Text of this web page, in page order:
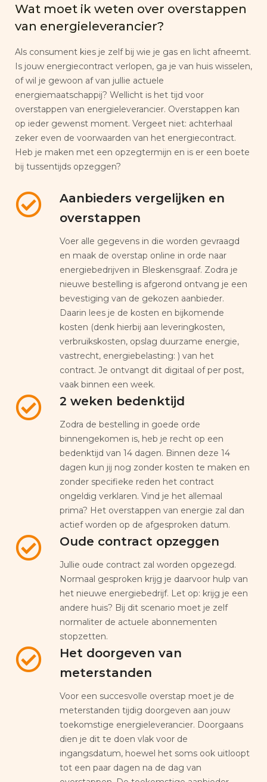
Wat moet ik weten over overstappen
van energieleverancier?
Als consument kies je zelf bij wie je gas en licht afneemt.
Is jouw energiecontract verlopen, ga je van huis wisselen,
of wil je gewoon af van jullie actuele
energiemaatschappij? Wellicht is het tijd voor
overstappen van energieleverancier. Overstappen kan
op ieder gewenst moment. Vergeet niet: achterhaal
zeker even de voorwaarden van het energiecontract.
Heb je maken met een opzegtermijn en is er een boete
bij tussentijds opzeggen?
Aanbieders vergelijken en
overstappen
Voer alle gegevens in die worden gevraagd
en maak de overstap online in orde naar
energiebedrijven in Bleskensgraaf. Zodra je
nieuwe bestelling is afgerond ontvang je een
bevestiging van de gekozen aanbieder.
Daarin lees je de kosten en bijkomende
kosten (denk hierbij aan leveringkosten,
verbruikskosten, opslag duurzame energie,
vastrecht, energiebelasting: ) van het
contract. Je ontvangt dit digitaal of per post,
vaak binnen een week.
2 weken bedenktijd
Zodra de bestelling in goede orde
binnengekomen is, heb je recht op een
bedenktijd van 14 dagen. Binnen deze 14
dagen kun jij nog zonder kosten te maken en
zonder specifieke reden het contract
ongeldig verklaren. Vind je het allemaal
prima? Het overstappen van energie zal dan
actief worden op de afgesproken datum.
Oude contract opzeggen
Jullie oude contract zal worden opgezegd.
Normaal gesproken krijg je daarvoor hulp van
het nieuwe energiebedrijf. Let op: krijg je een
andere huis? Bij dit scenario moet je zelf
normaliter de actuele abonnementen
stopzetten.
Het doorgeven van
meterstanden
Voor een succesvolle overstap moet je de
meterstanden tijdig doorgeven aan jouw
toekomstige energieleverancier. Doorgaans
dien je dit te doen vlak voor de
ingangsdatum, hoewel het soms ook uitloopt
tot een paar dagen na de dag van